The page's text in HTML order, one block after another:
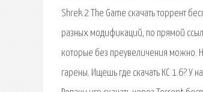
Shrek 2 The Game скачать торрент
разных модификаций, по прямой
которые без преувеличения можно.
гарены. Ищешь где скачать КС 1.6? У